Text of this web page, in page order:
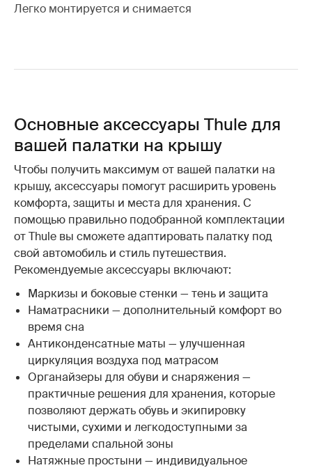
Легко монтируется и снимается
Основные аксессуары Thule для
вашей палатки на крышу
Чтобы получить максимум от вашей палатки на
крышу, аксессуары помогут расширить уровень
комфорта, защиты и места для хранения. С
помощью правильно подобранной комплектации
от Thule вы сможете адаптировать палатку под
свой автомобиль и стиль путешествия.
Рекомендуемые аксессуары включают:
Маркизы и боковые стенки — тень и защита
Наматрасники — дополнительный комфорт во
время сна
Антиконденсатные маты — улучшенная
циркуляция воздуха под матрасом
Органайзеры для обуви и снаряжения —
практичные решения для хранения, которые
позволяют держать обувь и экипировку
чистыми, сухими и легкодоступными за
пределами спальной зоны
Натяжные простыни — индивидуальное